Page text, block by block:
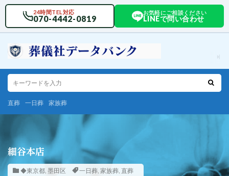
24時間TEL対応
070-4442-0819
お気軽にご相談ください
LINEで問い合わせ
直葬 一日葬 家族葬
細谷本店
◆東京都, 墨田区 一日葬, 家族葬, 直葬